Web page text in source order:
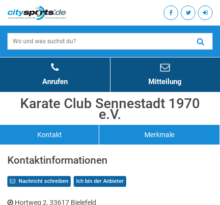
Anrufen Mitteilung
Karate Club Sennestadt 1970
e.V.
Kontakt Merkmale
Kontaktinformationen
Nachricht schreiben Ich bin der Anbieter
Hortweg 2, 33617 Bielefeld